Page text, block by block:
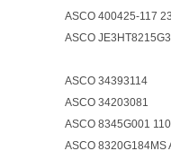
ASCO 400425-117
ASCO
ASCO 34393114
ASCO 34203081
ASCO 8345G001
ASCO 8320G184MS